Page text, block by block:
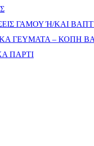
ΓΆΜΟΥ Ή/ΚΑΙ
ΓΕΎΜΑΤΑ – ΚΟΠΉ
ΠΆΡΤΙ